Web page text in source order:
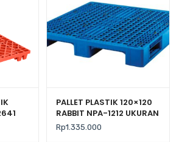
CM
PALLET PLASTIK 120×120
RABBIT NPA-1212 UKURAN
120x120x160 CM, JUAL
HARGA BERSAING
Rp1.335.000